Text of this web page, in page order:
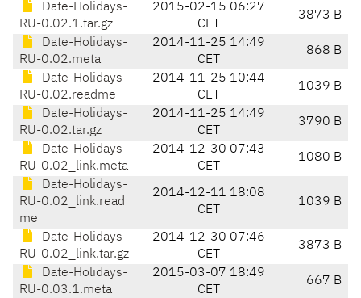
Date-Holidays-
RU-0.02.1.tar.gz
2015-02-15 06:27
CET
3873 B
Date-Holidays-
RU-0.02.meta
2014-11-25 14:49
CET
868 B
Date-Holidays-
RU-0.02.readme
2014-11-25 10:44
CET
1039 B
Date-Holidays-
RU-0.02.tar.gz
2014-11-25 14:49
CET
3790 B
Date-Holidays-
RU-0.02_link.meta
2014-12-30 07:43
CET
1080 B
Date-Holidays-
RU-0.02_link.read
me
2014-12-11 18:08
CET
1039 B
Date-Holidays-
RU-0.02_link.tar.gz
2014-12-30 07:46
CET
3873 B
Date-Holidays-
RU-0.03.1.meta
2015-03-07 18:49
CET
667 B